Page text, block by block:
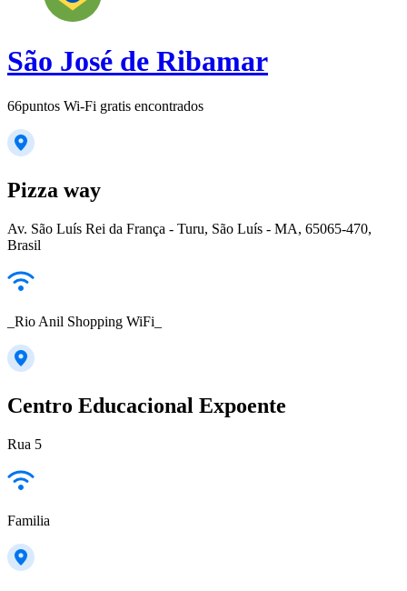
São José de Ribamar
66puntos Wi-Fi gratis encontrados
Pizza way
Av. São Luís Rei da França - Turu, São Luís - MA, 65065-470,
Brasil
_Rio Anil Shopping WiFi_
Centro Educacional Expoente
Rua 5
Familia